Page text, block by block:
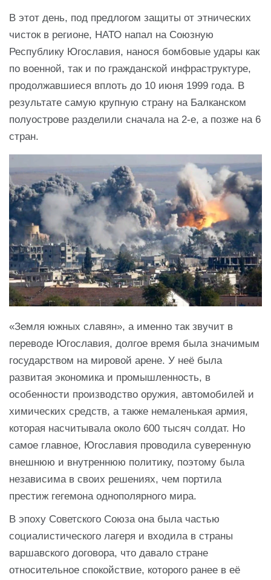
В этот день, под предлогом защиты от этнических
чисток в регионе, НАТО напал на Союзную
Республику Югославия, нанося бомбовые удары как
по военной, так и по гражданской инфраструктуре,
продолжавшиеся вплоть до 10 июня 1999 года. В
результате самую крупную страну на Балканском
полуострове разделили сначала на 2-е, а позже на 6
стран.
«Земля южных славян», а именно так звучит в
переводе Югославия, долгое время была значимым
государством на мировой арене. У неё была
развитая экономика и промышленность, в
особенности производство оружия, автомобилей и
химических средств, а также немаленькая армия,
которая насчитывала около 600 тысяч солдат. Но
самое главное, Югославия проводила суверенную
внешнюю и внутреннюю политику, поэтому была
независима в своих решениях, чем портила
престиж гегемона однополярного мира.
В эпоху Советского Союза она была частью
социалистического лагеря и входила в страны
варшавского договора, что давало стране
относительное спокойствие, которого ранее в её